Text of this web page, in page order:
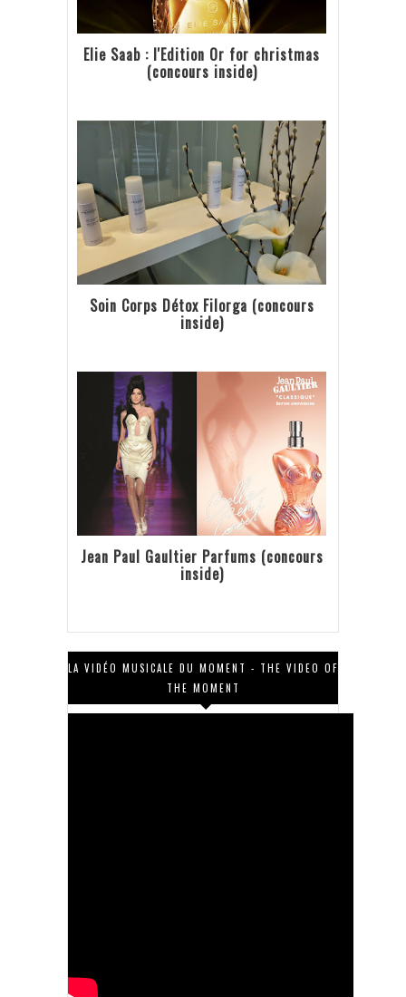
Elie Saab : l'Edition Or for christmas
(concours inside)
Soin Corps Détox Filorga (concours
inside)
Jean Paul Gaultier Parfums (concours
inside)
LA VIDÉO MUSICALE DU MOMENT - THE VIDEO OF
THE MOMENT